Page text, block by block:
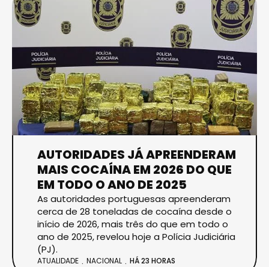
AUTORIDADES JÁ APREENDERAM
MAIS COCAÍNA EM 2026 DO QUE
EM TODO O ANO DE 2025
As autoridades portuguesas apreenderam
cerca de 28 toneladas de cocaína desde o
início de 2026, mais três do que em todo o
ano de 2025, revelou hoje a Polícia Judiciária
(PJ).
ATUALIDADE NACIONAL HÁ 23 HORAS